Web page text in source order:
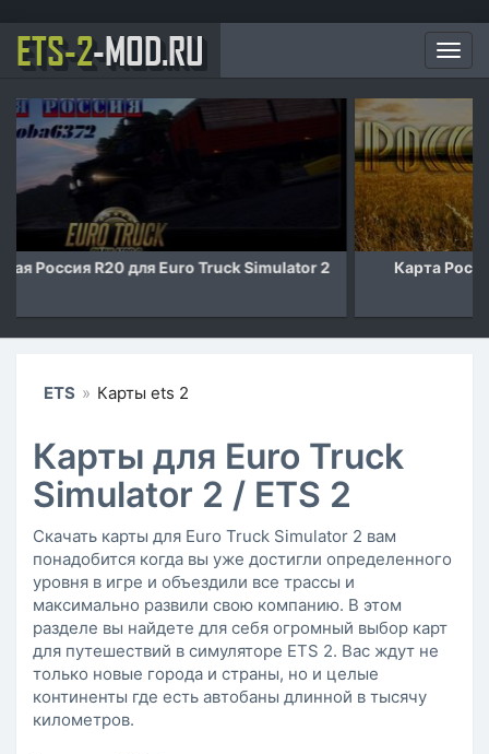
ETS-2-MOD.RU
Карта Российские просторы v7.1 для Euro Truck
ETS » Карты ets 2
Карты для Euro Truck
Simulator 2 / ETS 2
Скачать карты для Euro Truck Simulator 2 вам
понадобится когда вы уже достигли определенного
уровня в игре и объездили все трассы и
максимально развили свою компанию. В этом
разделе вы найдете для себя огромный выбор карт
для путешествий в симуляторе ETS 2. Вас ждут не
только новые города и страны, но и целые
континенты где есть автобаны длинной в тысячу
километров.